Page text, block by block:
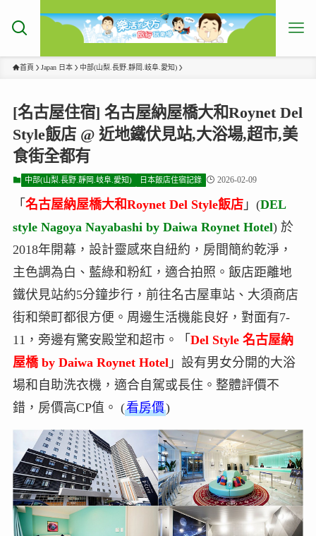
首頁 Japan 日本 中部(山梨.長野.靜岡.岐阜.愛知)
[名古屋住宿] 名古屋納屋橋大和Roynet Del
Style飯店 @ 近地鐵伏見站,大浴場,超市,美
食街全都有
中部(山梨.長野.靜岡.岐阜.愛知) 日本飯店住宿記錄 2026-02-09
「 名古屋納屋橋大和Roynet Del Style飯店」(DEL
style Nagoya Nayabashi by Daiwa Roynet Hotel) 於
2018年開幕，設計靈感來自紐約，房間簡約乾淨，
主色調為白、藍綠和粉紅，適合拍照。飯店距離地
鐵伏見站約5分鐘步行，前往名古屋車站、大須商店
街和榮町都很方便。周邊生活機能良好，對面有7-
11，旁邊有驚安殿堂和超市。「 Del Style 名古屋納
屋橋 by Daiwa Roynet Hotel」設有男女分開的大浴
場和自助洗衣機，適合自駕或長住。整體評價不
錯，房價高CP值。 (看房價)